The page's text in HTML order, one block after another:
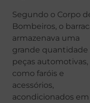
Segundo o Corpo
Bombeiros, o
armazenava uma
grande quantidade
peças automotivas,
como faróis e
acessórios,
acondicionados em